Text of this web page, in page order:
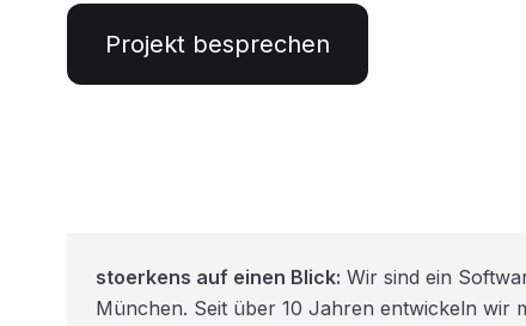
Projekt besprechen
stoerkens auf einen Blick: Wir sind ein
München. Seit über 10 Jahren entwickeln wir